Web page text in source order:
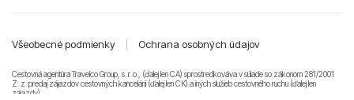
Všeobecné podmienky Ochrana osobných údajov
Cestovná agentúra Travelco Group, s. r. o., (ďalej len CA) sprostredkováva v súlade so zákonom 281/2001
Z. z. predaj zájazdov cestovných kancelárii (ďalej len CK) a iných služieb cestovného ruchu (ďalej len
zájazdy).